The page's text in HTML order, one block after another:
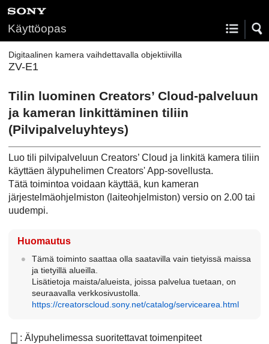
Käyttöopas
Digitaalinen kamera vaihdettavalla objektiivilla
ZV-E1
Tilin luominen Creators’ Cloud-palveluun
ja kameran linkittäminen tiliin
(Pilvipalveluyhteys)
Luo tili pilvipalveluun Creators’ Cloud ja linkitä kamera tiliin
käyttäen älypuhelimen Creators' App-sovellusta.
Tätä toimintoa voidaan käyttää, kun kameran
järjestelmäohjelmiston (laiteohjelmiston) versio on 2.00 tai
uudempi.
Huomautus
Tämä toiminto saattaa olla saatavilla vain tietyissä maissa
ja tietyillä alueilla.
Lisätietoja maista/alueista, joissa palvelua tuetaan, on
seuraavalla verkkosivustolla.
https://creatorscloud.sony.net/catalog/servicearea.html
: Älypuhelimessa suoritettavat toimenpiteet